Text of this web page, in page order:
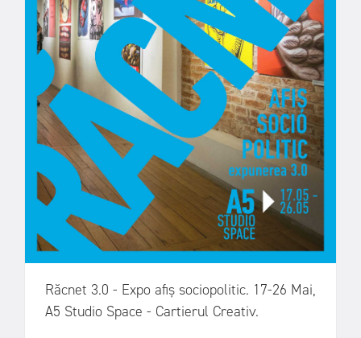
Răcnet 3.0 - Expo afiș sociopolitic. 17-26 Mai,
A5 Studio Space - Cartierul Creativ.